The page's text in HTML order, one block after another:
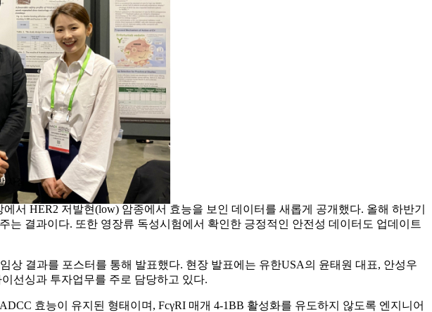
차장
서 HER2 저발현(low) 암종에서 효능을 보인 데이터를 새롭게 공개했다. 올해 하반기
결과이다. 또한 영장류 독성시험에서 확인한 긍정적인 안전성 데이터도 업데이트
상 결과를 포스터를 통해 발표했다. 현장 발표에는 유한USA의 윤태원 대표, 안성우
선싱과 투자업무를 주로 담당하고 있다.
효능이 유지된 형태이며, FcγRI 매개 4-1BB 활성화를 유도하지 않도록 엔지니어